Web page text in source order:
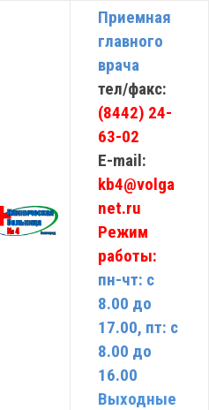
Приемная
главного
врача
тел/факс:
(8442) 24-
63-02
E-mail:
kb4@volga
net.ru
Режим
работы:
пн-чт: с
8.00 до
17.00, пт: с
8.00 до
16.00
Выходные